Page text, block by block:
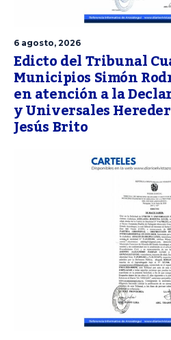
6 agosto, 2026
Edicto del Tribunal
Municipios Simón
en atención a la
y Universales
Jesús Brito